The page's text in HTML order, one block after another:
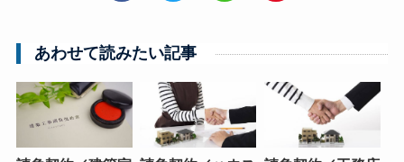
あわせて読みたい記事